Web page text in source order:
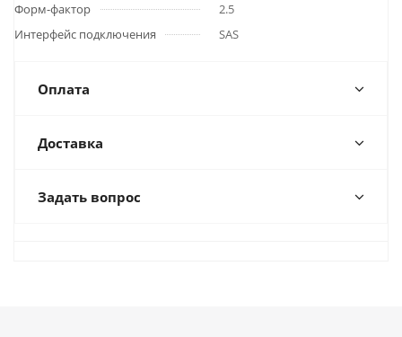
Форм-фактор
2.5
Интерфейс подключения
SAS
Оплата
Доставка
Задать вопрос